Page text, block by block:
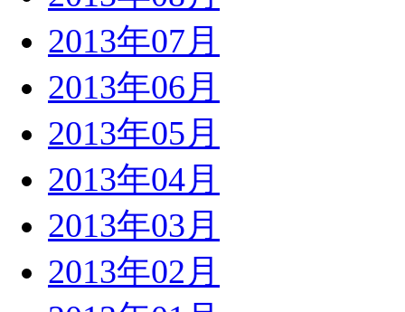
2013年07月
2013年06月
2013年05月
2013年04月
2013年03月
2013年02月